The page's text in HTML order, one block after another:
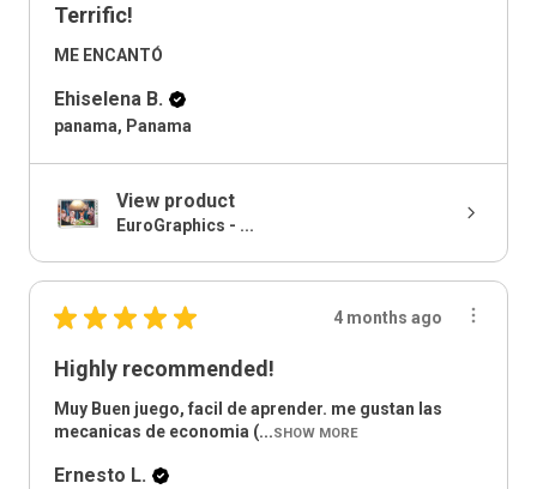
Terrific!
ME ENCANTÓ
Ehiselena B.
panama, Panama
View product
EuroGraphics - ...
★ ★ ★ ★ ★ 4 months ago
Highly recommended!
Muy Buen juego, facil de aprender. me gustan las
mecanicas de economia (...SHOW MORE
Ernesto L.